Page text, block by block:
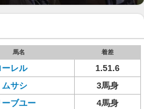
馬名 着差
ーレル
1.51.6
サシ
3馬身
ブユー
4馬身